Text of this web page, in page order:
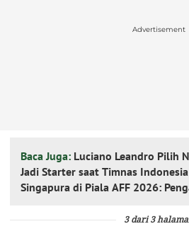
Advertisement
Baca Juga: Luciano Leandro Pilih
Jadi Starter saat Timnas
Singapura di Piala AFF 2026:
3 dari 3